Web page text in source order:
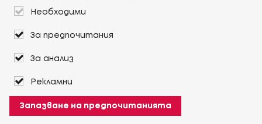
Необходими
За предпочитания
За анализ
Рекламни
Запазване на предпочитанията